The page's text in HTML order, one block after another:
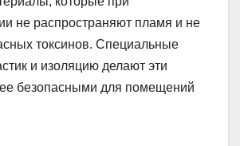
не распространяют пламя и не
токсинов. Специальные
и изоляцию делают эти
безопасными для помещений